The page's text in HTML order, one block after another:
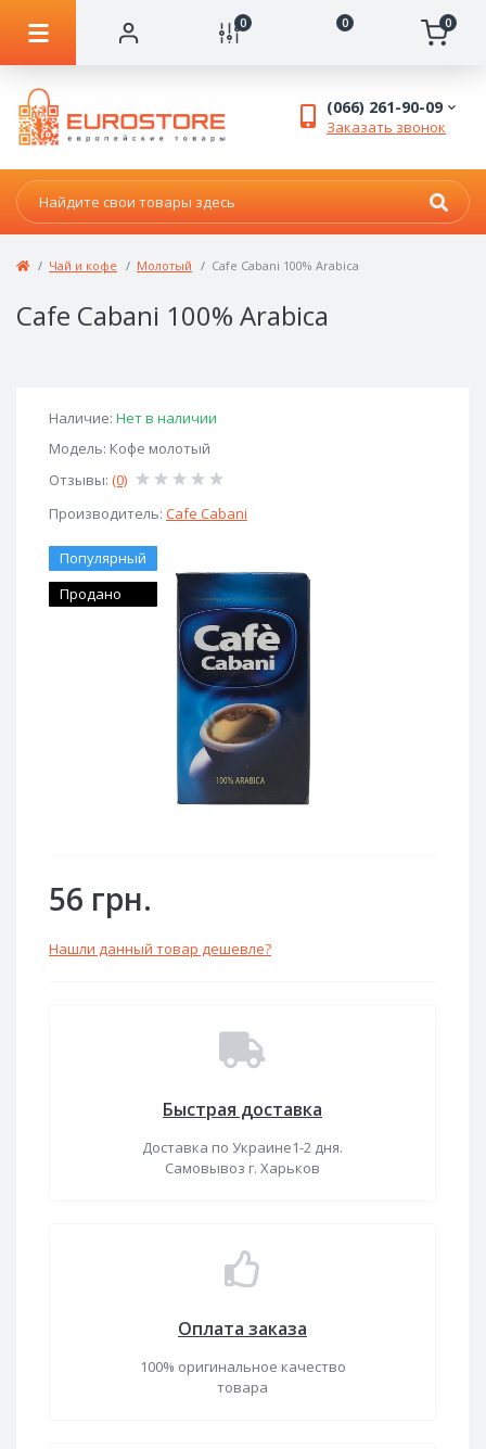
0 0 0
(066) 261-90-09
Заказать звонок
Чай и кофе Молотый Cafe Cabani 100% Arabica
Cafe Cabani 100% Arabica
Наличие: Нет в наличии
Модель: Кофе молотый
Отзывы: (0)
Производитель: Cafe Cabani
Популярный
Продано
56 грн.
Нашли данный товар дешевле?
Быстрая доставка
Доставка по Украине1-2 дня.
Самовывоз г. Харьков
Оплата заказа
100% оригинальное качество
товара